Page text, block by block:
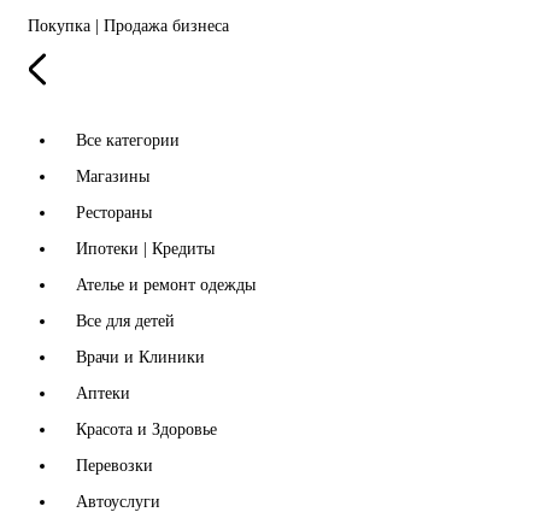
Покупка | Продажа бизнеса
Все категории
Магазины
Рестораны
Ипотеки | Кредиты
Ателье и ремонт одежды
Все для детей
Врачи и Клиники
Аптеки
Красота и Здоровье
Перевозки
Автоуслуги